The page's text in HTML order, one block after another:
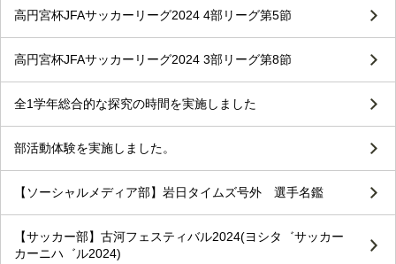
高円宮杯JFAサッカーリーグ2024 4部リーグ第5節
高円宮杯JFAサッカーリーグ2024 3部リーグ第8節
全1学年総合的な探究の時間を実施しました
部活動体験を実施しました。
【ソーシャルメディア部】岩日タイムズ号外 選手名鑑
【サッカー部】古河フェスティバル2024(ヨシタ゛サッカー
カーニハ゛ル2024)